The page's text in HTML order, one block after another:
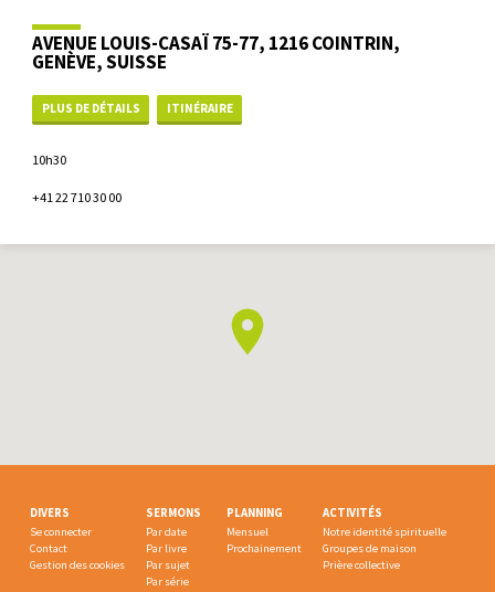
AVENUE LOUIS-CASAÏ 75-77, 1216 COINTRIN,
GENÈVE, SUISSE
PLUS DE DÉTAILS ITINÉRAIRE
10h30
+41 22 710 30 00
DIVERS
Se connecter
Contact
Gestion des cookies
SERMONS
Par date
Par livre
Par sujet
Par série
PLANNING
Mensuel
Prochainement
ACTIVITÉS
Notre identité spirituelle
Groupes de maison
Prière collective